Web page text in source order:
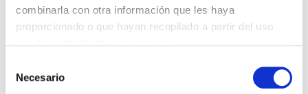
combinarla con otra información que les haya
proporcionado o que hayan recopilado a partir del uso
Necesario
CARTA DEL PRESIDENTE DE MUTUAL MÉDICA SOBRE LA
REFORMA DE LAS MUTUALIDADES ALTERNATIVAS Y LA
PASARELA AL RETA
EL COLEGIO MÉDICO DE OURENSE CONVOCA EL I CERTAMEN
DE CASOS CLÍNICOS PARA MÉDICOS INTERNOS RESIDENTES